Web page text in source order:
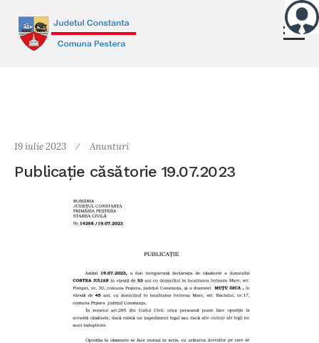
19 iulie 2023 Anunturi
Publicație căsătorie 19.07.2023